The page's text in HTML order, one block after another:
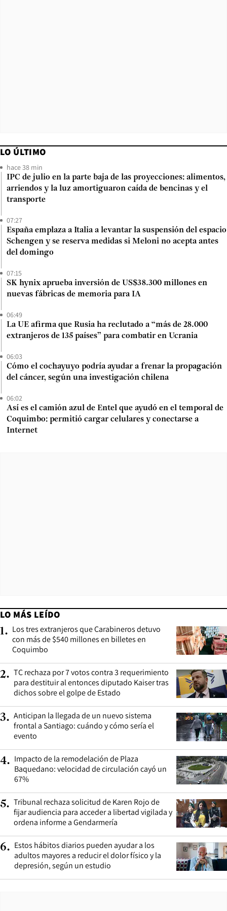
LO ÚLTIMO
hace 38 min
IPC de julio en la parte baja de las proyecciones: alimentos,
arriendos y la luz amortiguaron caída de bencinas y el
transporte
07:27
España emplaza a Italia a levantar la suspensión del espacio
Schengen y se reserva medidas si Meloni no acepta antes
del domingo
07:15
SK hynix aprueba inversión de US$38.300 millones en
nuevas fábricas de memoria para IA
06:49
La UE afirma que Rusia ha reclutado a “más de 28.000
extranjeros de 135 países” para combatir en Ucrania
06:03
Cómo el cochayuyo podría ayudar a frenar la propagación
del cáncer, según una investigación chilena
06:02
Así es el camión azul de Entel que ayudó en el temporal de
Coquimbo: permitió cargar celulares y conectarse a
Internet
LO MÁS LEÍDO
1. Los tres extranjeros que Carabineros detuvo
con más de $540 millones en billetes en
Coquimbo
2. TC rechaza por 7 votos contra 3 requerimiento
para destituir al entonces diputado Kaiser tras
dichos sobre el golpe de Estado
3. Anticipan la llegada de un nuevo sistema
frontal a Santiago: cuándo y cómo sería el
evento
4. Impacto de la remodelación de Plaza
Baquedano: velocidad de circulación cayó un
67%
5. Tribunal rechaza solicitud de Karen Rojo de
fijar audiencia para acceder a libertad vigilada y
ordena informe a Gendarmería
6. Estos hábitos diarios pueden ayudar a los
adultos mayores a reducir el dolor físico y la
depresión, según un estudio